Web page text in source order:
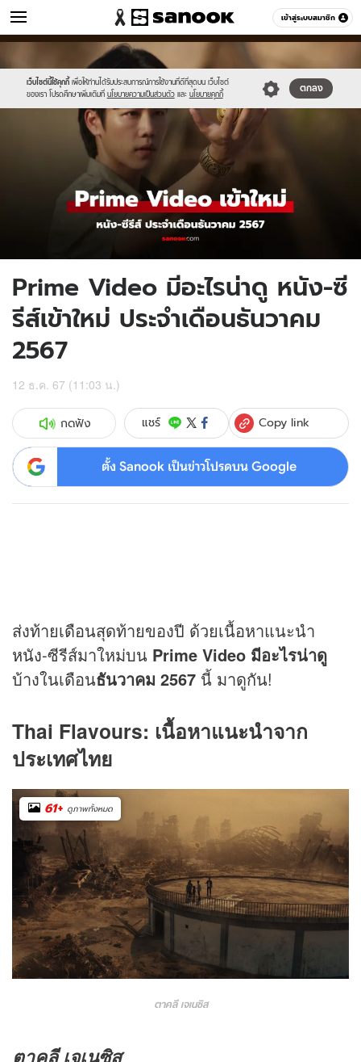
เข้าสู่ระบบสมาชิก
หนัง-ละคร หมวดอื่นๆ
เว็บไซต์นี้ใช้คุกกี้ เพื่อให้ท่านได้รับประสบการณ์การใช้งานที่ดีที่สุดบน เว็บไซต์
ของเรา โปรดศึกษาเพิ่มเติมที่ นโยบายความเป็นส่วนตัว และ นโยบายคุกกี้
ตกลง
//s.isanook.com/sr/0/images/logo-
new-
sanook.png
//s.isanook.com/mv/0/ud/35/178399/new-
thumbnail1200x720-
2024-.jpg
Prime Video มีอะไรน่าดู หนัง-ซี
รีส์เข้าใหม่ ประจำเดือนธันวาคม
2567
12 ธ.ค. 67 (11:03 น.)
กดฟัง แชร์ Copy link
ตั้ง Sanook เป็นข่าวโปรดบน Google
ส่งท้ายเดือนสุดท้ายของปี ด้วยเนื้อหาแนะนำ
หนัง-ซีรีส์มาใหม่บน Prime Video มีอะไรน่าดู
บ้างในเดือนธันวาคม 2567 นี้ มาดูกัน!
Thai Flavours: เนื้อหาแนะนำจาก
ประเทศไทย
61+ ดูภาพทั้งหมด
ตาคลี เจเนซิส
ตาคลี เจเนซิส